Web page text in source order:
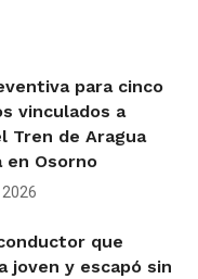
para cinco
vinculados a
Tren de Aragua
en Osorno
que
joven y escapó sin